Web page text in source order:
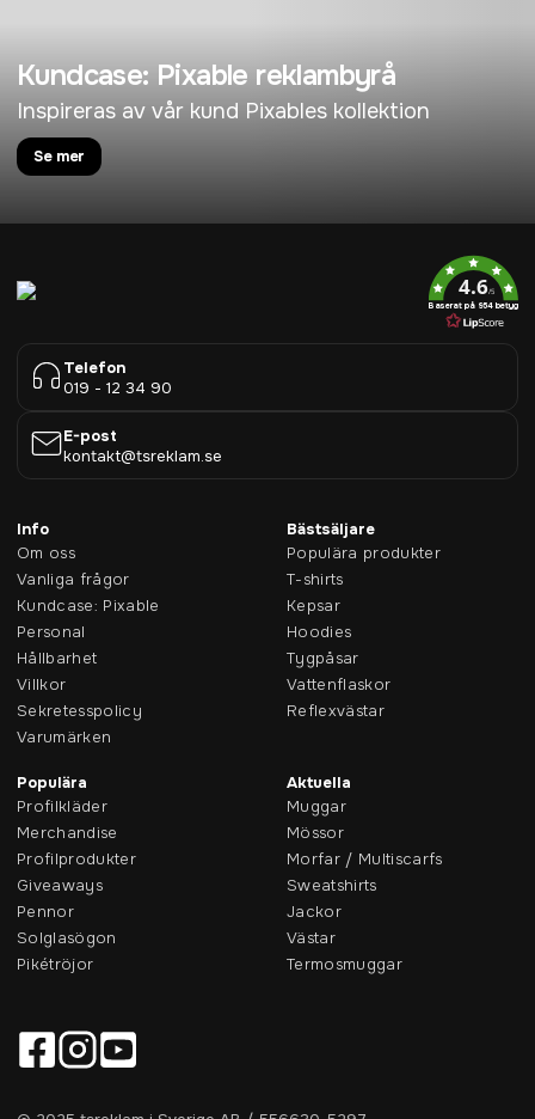
Kundcase: Pixable reklambyrå
Inspireras av vår kund Pixables kollektion
Se mer
4.6/5
Baserat på 954 betyg
Telefon
019 - 12 34 90
E-post
kontakt@tsreklam.se
Info
Om oss
Vanliga frågor
Kundcase: Pixable
Personal
Hållbarhet
Villkor
Sekretesspolicy
Varumärken
Bästsäljare
Populära produkter
T-shirts
Kepsar
Hoodies
Tygpåsar
Vattenflaskor
Reflexvästar
Populära
Profilkläder
Merchandise
Profilprodukter
Giveaways
Pennor
Solglasögon
Pikétröjor
Aktuella
Muggar
Mössor
Morfar / Multiscarfs
Sweatshirts
Jackor
Västar
Termosmuggar